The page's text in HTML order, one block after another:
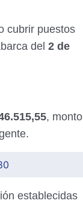
cubrir puestos
del 2 de
, monto
establecidas